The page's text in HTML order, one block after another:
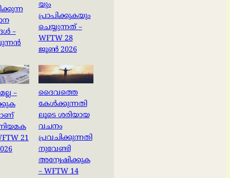
–
യും
പ്രാപിക്കുകയും
ചെയ്യുന്നത് –
WFTW 28
ജൂൺ 2026
–
21
ദൈവത്തെ
കേൾക്കുന്നതി
ലൂടെ ശരിയായ
വചനം
പ്രവചിക്കുന്നതി
നുവേണ്ടി
അന്വേഷിക്കുക
– WFTW 14